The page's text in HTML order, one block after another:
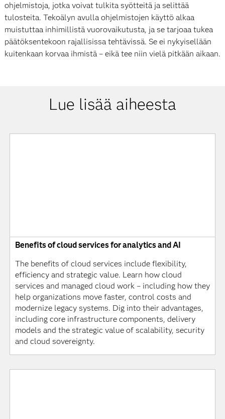
ohjelmistoja, jotka voivat tulkita syötteitä ja selittää
tulosteita. Tekoälyn avulla ohjelmistojen käyttö alkaa
muistuttaa inhimillistä vuorovaikutusta, ja se tarjoaa tukea
päätöksentekoon rajallisissa tehtävissä. Se ei nykyisellään
kuitenkaan korvaa ihmistä – eikä tee niin vielä pitkään aikaan.
Lue lisää aiheesta
Benefits of cloud services for analytics and AI
The benefits of cloud services include flexibility,
efficiency and strategic value. Learn how cloud
services and managed cloud work – including how they
help organizations move faster, control costs and
modernize legacy systems. Dig into their advantages,
including core infrastructure components, delivery
models and the strategic value of scalability, security
and cloud sovereignty.